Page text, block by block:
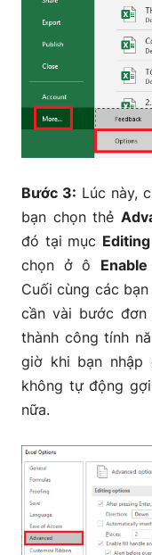
Bước 3: Lúc này,
bạn chọn thẻ
đó tại mục
chọn ở ô
Cuối cùng các
cần vài bước
thành công tính
giờ khi bạn nhập
không tự động
nữa.